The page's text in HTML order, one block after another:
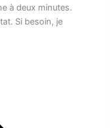
à deux minutes.
Si besoin, je